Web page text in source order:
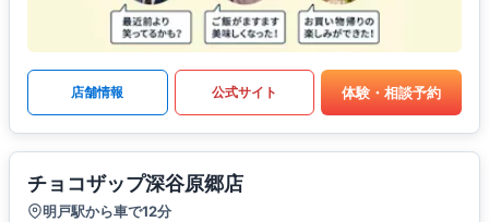
店舗情報 公式サイト 体験・相談予約
チョコザップ深谷原郷店
明戸駅から車で12分